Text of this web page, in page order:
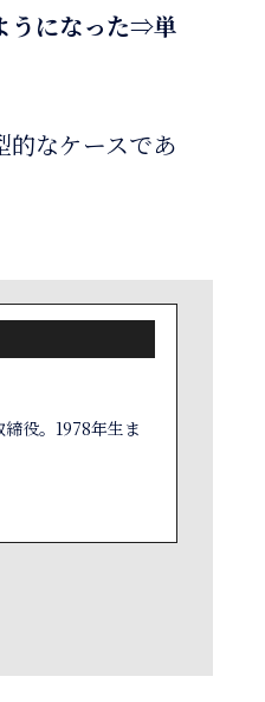
うになった⇒単
的なケースであ
役。1978年生ま